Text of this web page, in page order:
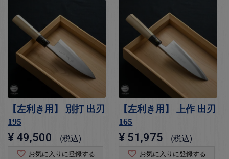
【左利き用】 別打 出刃
195
¥ 49,500 税込
お気に入りに登録する
【左利き用】 上作 出刃
165
¥ 51,975 税込
お気に入りに登録する